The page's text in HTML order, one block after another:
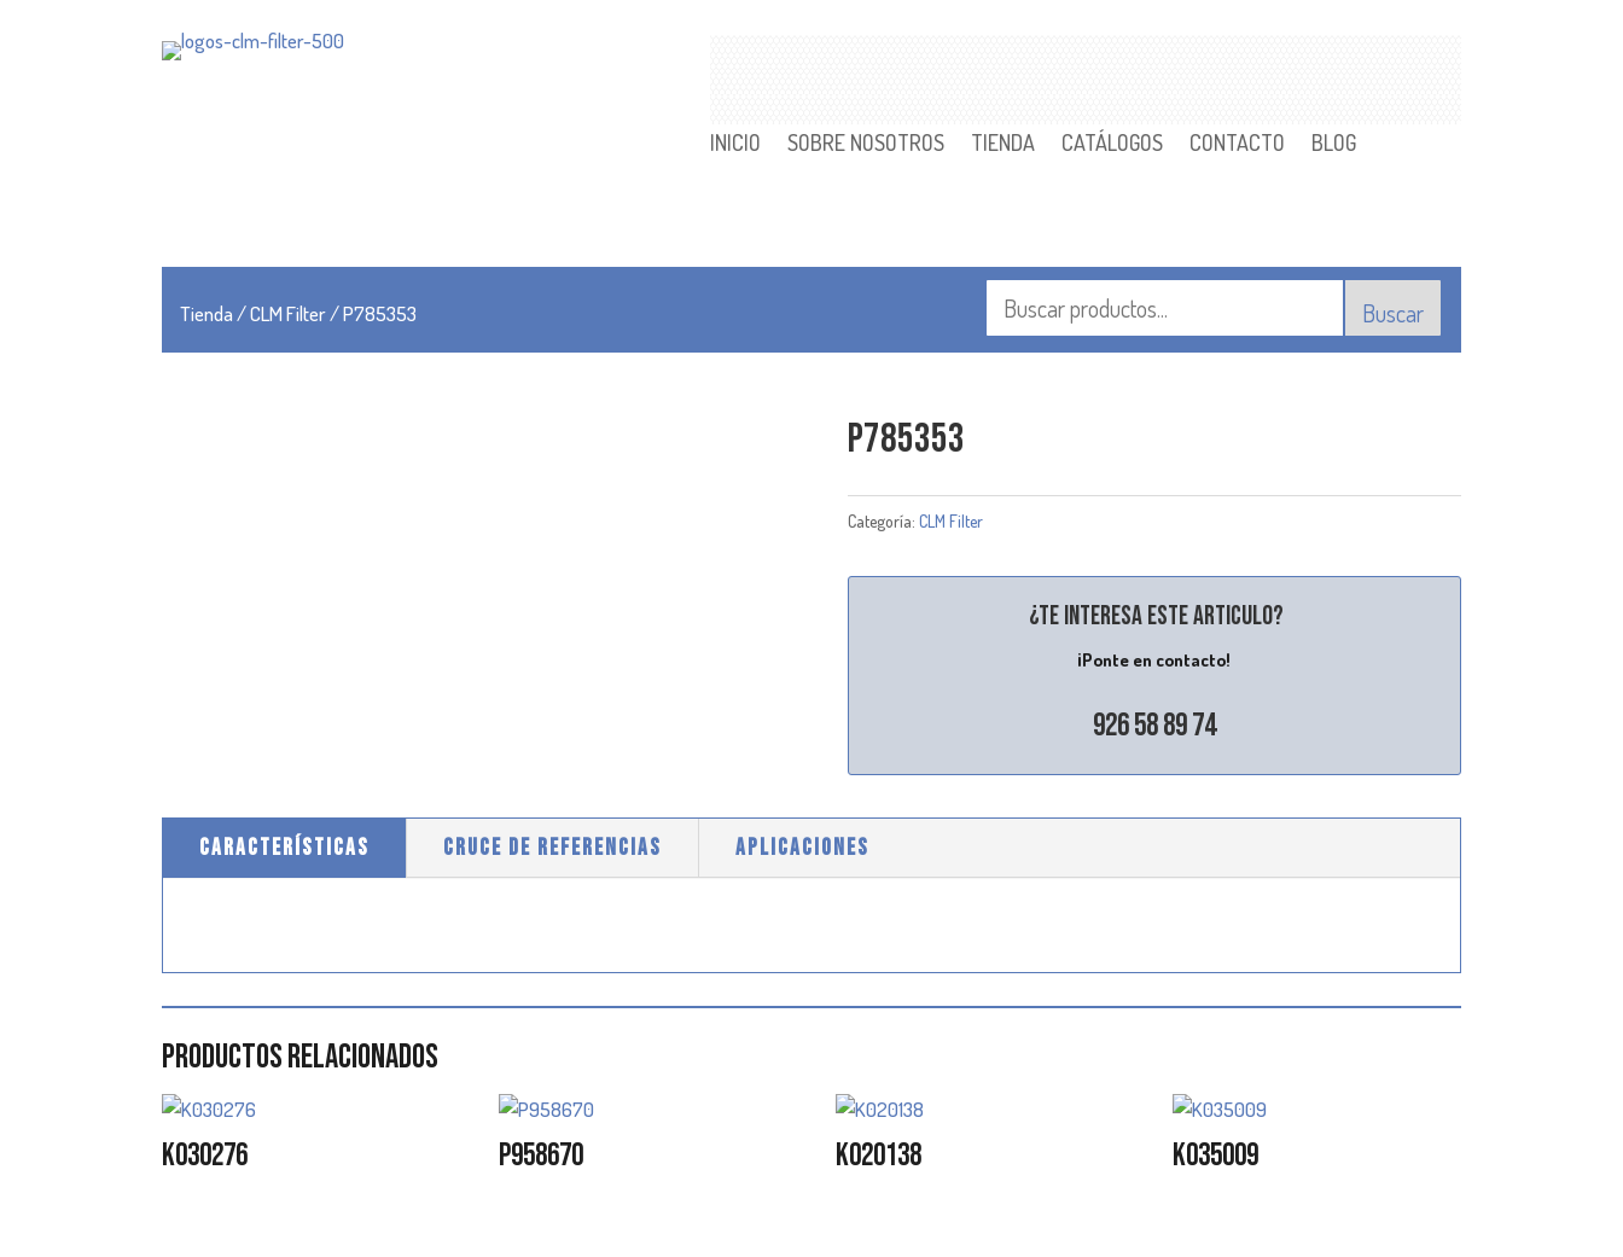
INICIO SOBRE NOSOTROS TIENDA CATÁLOGOS CONTACTO BLOG
Tienda/CLM Filter/ P785353 Buscar
P785353
Categoría: CLM Filter
¿Te interesa este articulo?
¡Ponte en contacto!
926 58 89 74
CARACTERÍSTICAS CRUCE DE REFERENCIAS APLICACIONES
Productos relacionados
K030276 P958670 K020138 K035009